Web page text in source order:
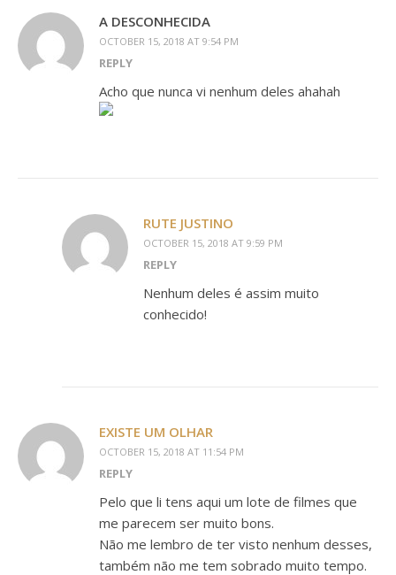
A DESCONHECIDA
OCTOBER 15, 2018 AT 9:54 PM
REPLY
Acho que nunca vi nenhum deles ahahah
RUTE JUSTINO
OCTOBER 15, 2018 AT 9:59 PM
REPLY
Nenhum deles é assim muito
conhecido!
EXISTE UM OLHAR
OCTOBER 15, 2018 AT 11:54 PM
REPLY
Pelo que li tens aqui um lote de filmes que
me parecem ser muito bons.
Não me lembro de ter visto nenhum desses,
também não me tem sobrado muito tempo.